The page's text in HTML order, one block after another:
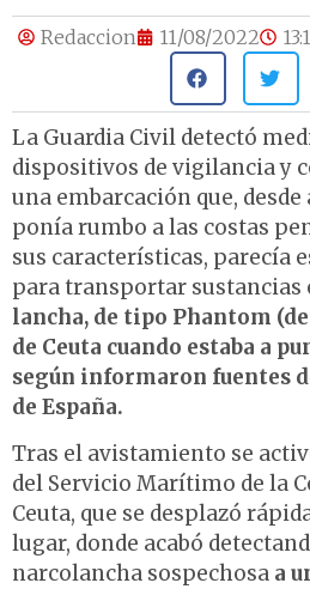
Redaccion 11/08/2022
La Guardia Civil detectó
dispositivos de vigilancia y
una embarcación que,
ponía rumbo a las costas
sus características, parecía
para transportar sustancias
lancha, de tipo Phantom
de Ceuta cuando estaba a
según informaron fuentes
de España.
Tras el avistamiento se
del Servicio Marítimo de la
Ceuta, que se desplazó
lugar, donde acabó
narcolancha sospechosa a